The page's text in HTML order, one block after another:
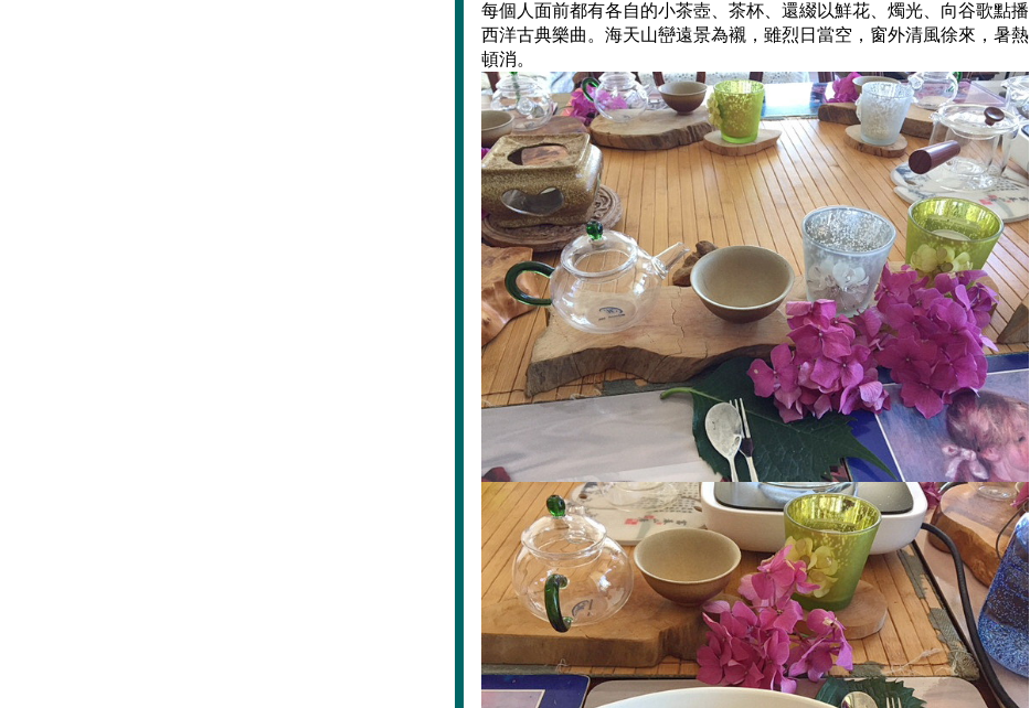
每個人面前都有各自的小茶壺、茶杯、還綴以鮮花、燭光、向谷歌點播
西洋古典樂曲。海天山巒遠景為襯，雖烈日當空，窗外清風徐來，暑熱
頓消。